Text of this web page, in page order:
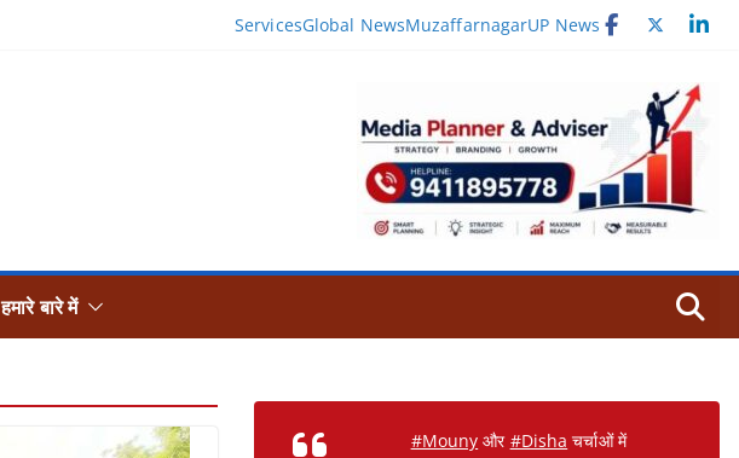
ServicesGlobal NewsMuzaffarnagarUP News
हमारे बारे में
#Mouny और #Disha चर्चाओं में